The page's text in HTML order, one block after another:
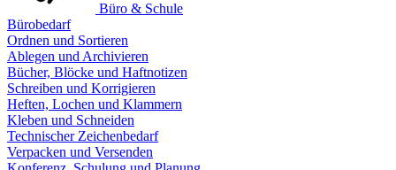
Büro & Schule
Bürobedarf
Ordnen und Sortieren
Ablegen und Archivieren
Bücher, Blöcke und Haftnotizen
Schreiben und Korrigieren
Heften, Lochen und Klammern
Kleben und Schneiden
Technischer Zeichenbedarf
Verpacken und Versenden